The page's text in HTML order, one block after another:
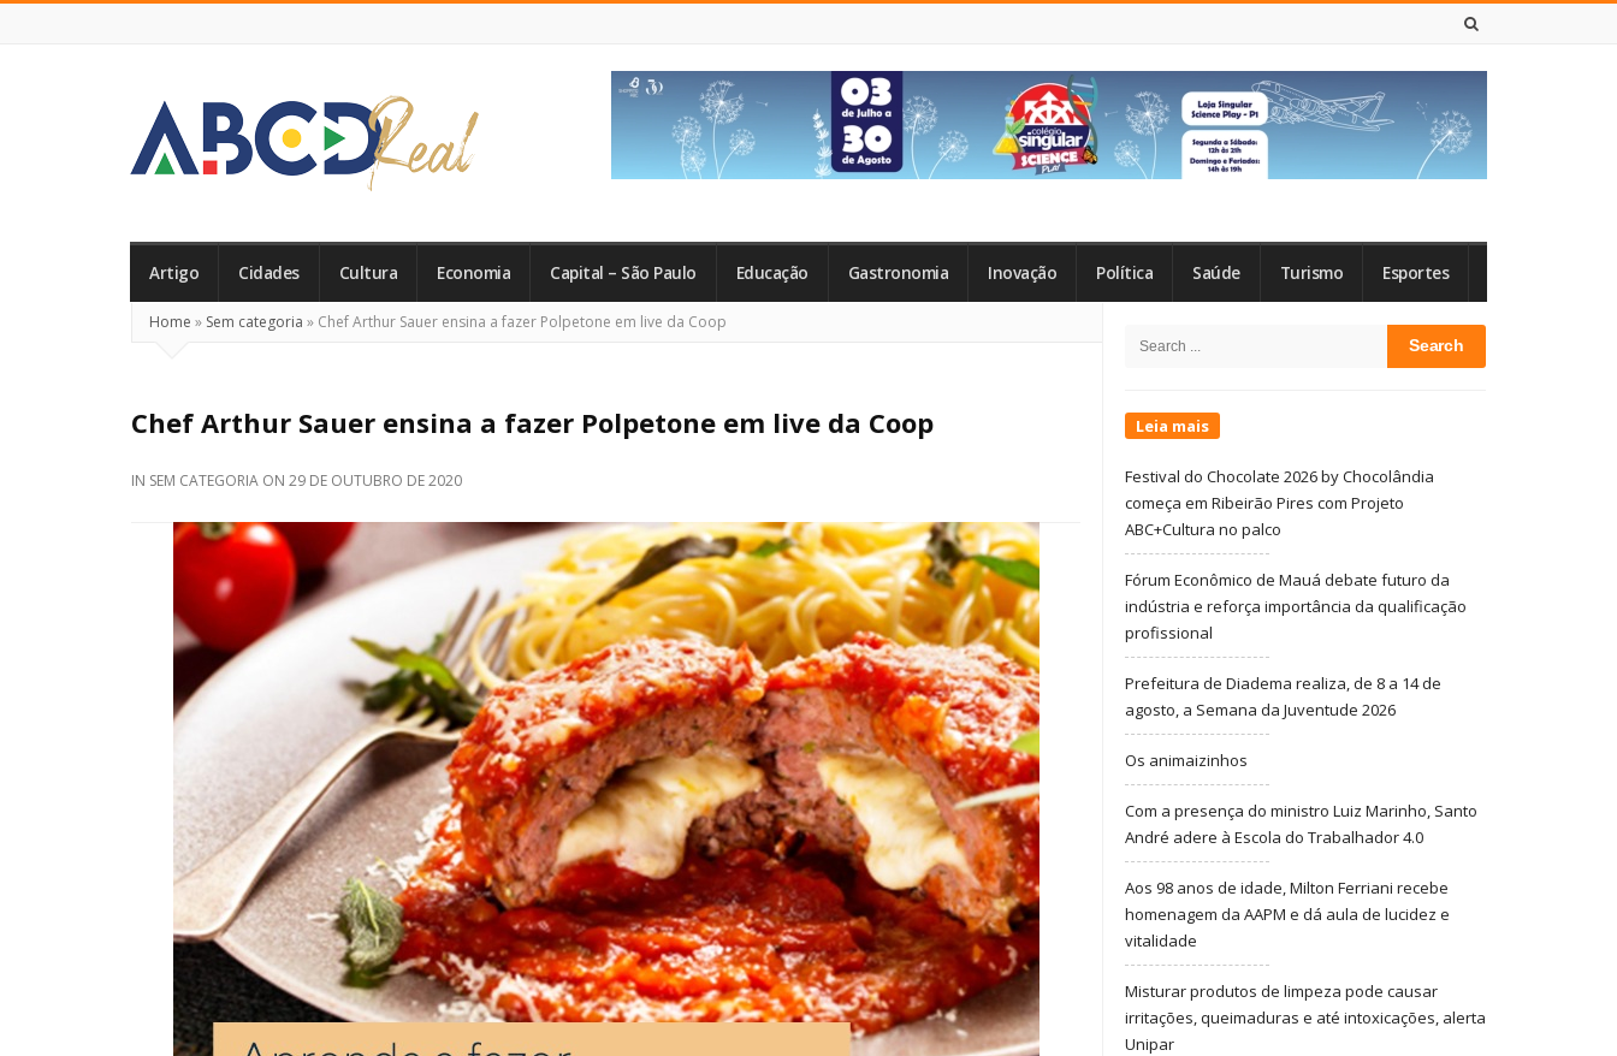
Real
Artigo Cidades Cultura Economia Capital – São Paulo Educação Gastronomia Inovação Política Saúde Turismo Esportes
Home » Sem categoria » Chef Arthur Sauer ensina a fazer Polpetone em live da Coop
Chef Arthur Sauer ensina a fazer Polpetone em live da Coop
IN SEM CATEGORIA ON 29 DE OUTUBRO DE 2020
Sidebar
Search
Leia mais
Festival do Chocolate 2026 by Chocolândia
começa em Ribeirão Pires com Projeto
ABC+Cultura no palco
Fórum Econômico de Mauá debate futuro da
indústria e reforça importância da qualificação
profissional
Prefeitura de Diadema realiza, de 8 a 14 de
agosto, a Semana da Juventude 2026
Os animaizinhos
Com a presença do ministro Luiz Marinho, Santo
André adere à Escola do Trabalhador 4.0
Aos 98 anos de idade, Milton Ferriani recebe
homenagem da AAPM e dá aula de lucidez e
vitalidade
Misturar produtos de limpeza pode causar
irritações, queimaduras e até intoxicações, alerta
Unipar